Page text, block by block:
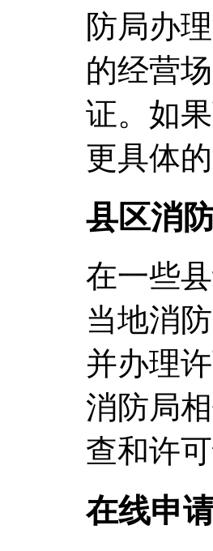
防局办
的经营
证。如
更具体
县区消
在一些
当地消
并办理
消防局
查和许可
在线申